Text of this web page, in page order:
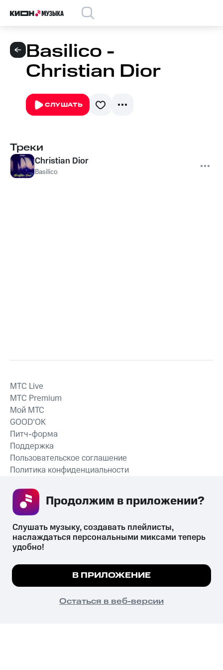
Basilico -
Christian Dior
СЛУШАТЬ
Треки
Christian Dior
Basilico
СКАЧАТЬ ПРИЛОЖЕНИЕ
MTС Live
MTС Premium
Мой МТС
GOOD’OK
Питч-форма
Поддержка
Пользовательское соглашение
Политика конфиденциальности
психотропных веществ, их аналогов причиняет вред здоровью,
их незаконный оборот запрещён и влечёт установленную
законодательством ответственность.
© 2026 ООО «КИОН».
Все права защищены
Мы используем куки, чтобы на сайте все
Подробнее
ПОНЯТНО
Слушать музыку, создавать плейлисты,
наслаждаться персональными миксами теперь
удобно!
В ПРИЛОЖЕНИЕ
Остаться в веб-версии